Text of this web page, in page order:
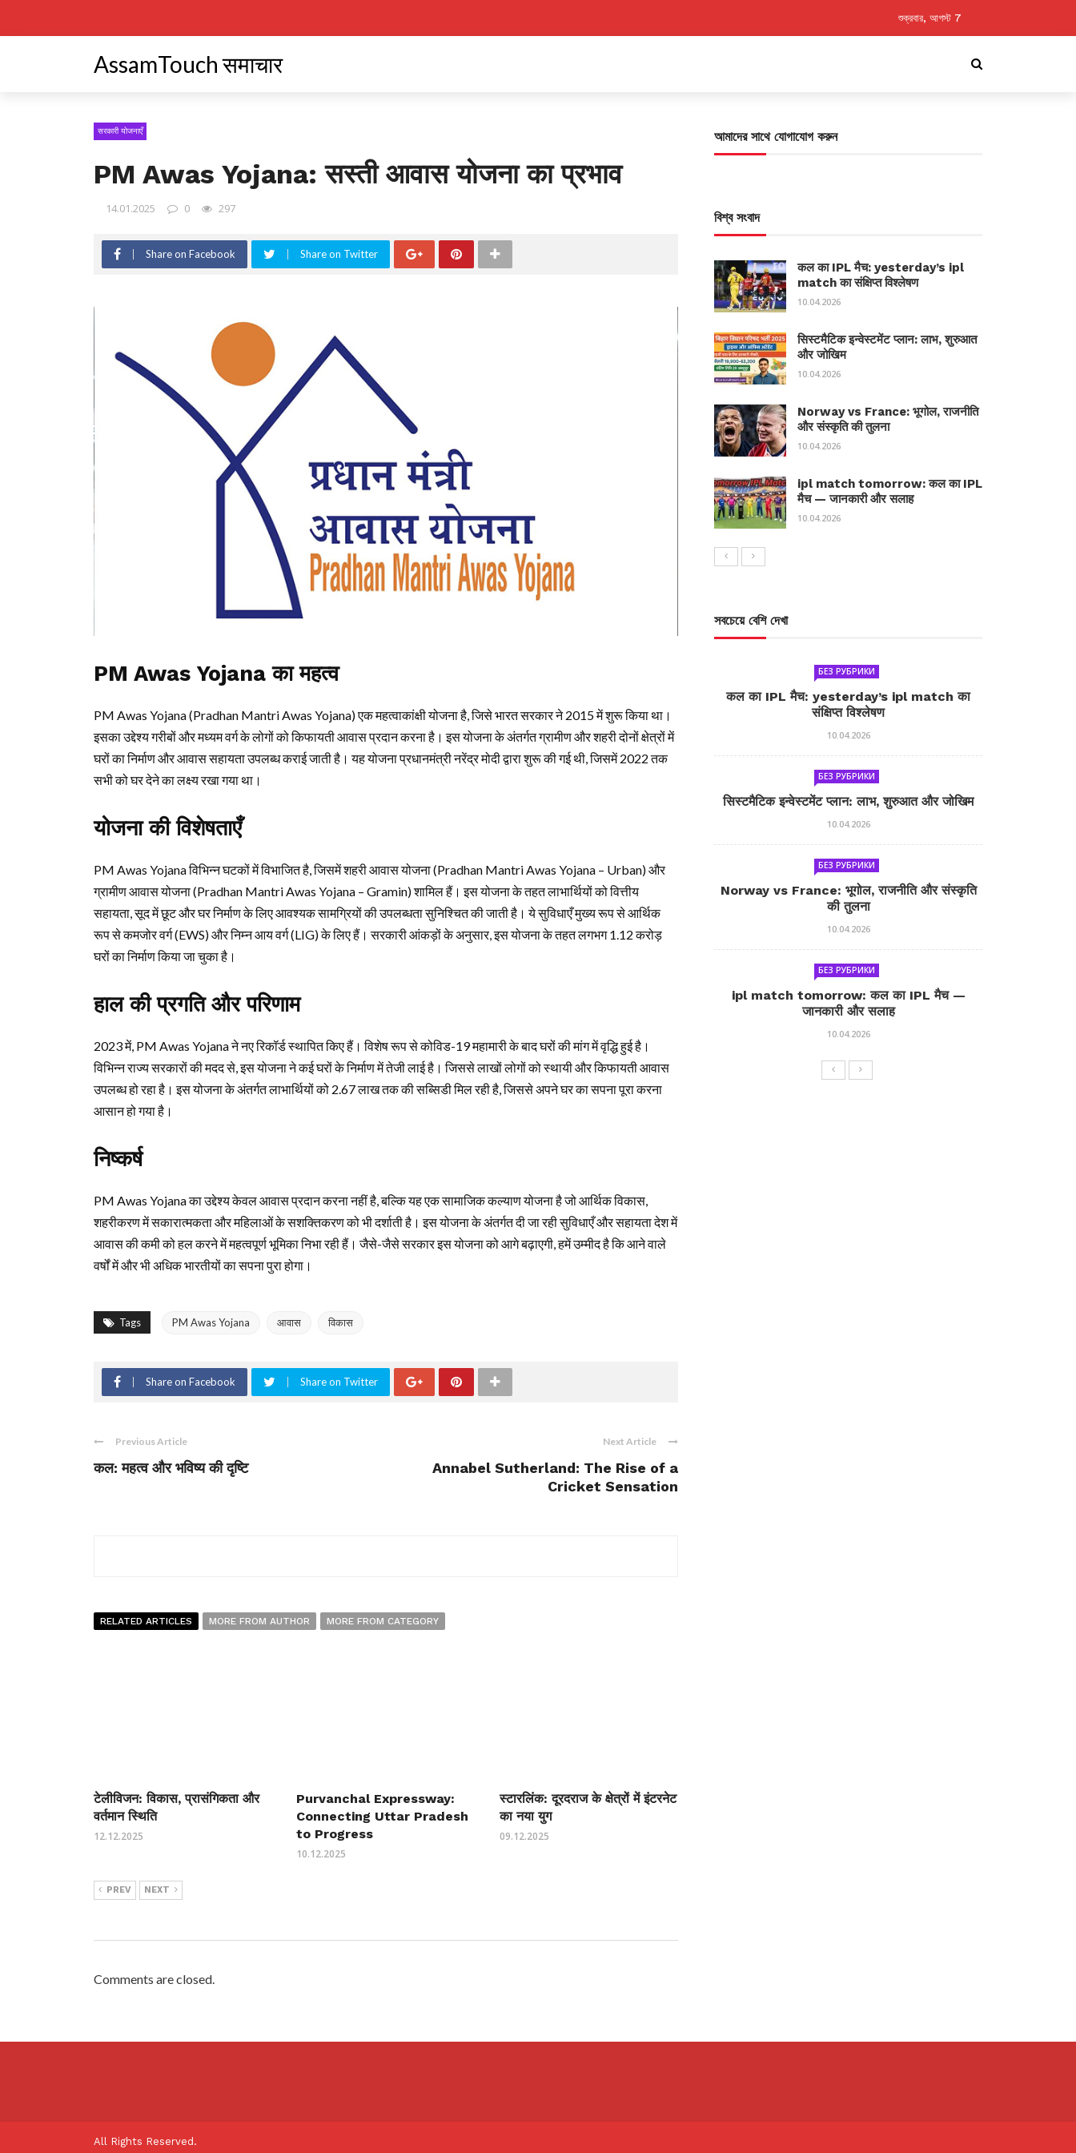
শুক্রবার, আগস্ট 7
AssamTouch समाचार
सरकारी योजनाएँ
PM Awas Yojana: सस्ती आवास योजना का प्रभाव
14.01.2025 0 297
Share on Facebook Share on Twitter
PM Awas Yojana का महत्व
PM Awas Yojana (Pradhan Mantri Awas Yojana) एक महत्वाकांक्षी योजना है, जिसे भारत सरकार ने 2015 में शुरू किया था।
इसका उद्देश्य गरीबों और मध्यम वर्ग के लोगों को किफायती आवास प्रदान करना है। इस योजना के अंतर्गत ग्रामीण और शहरी दोनों क्षेत्रों में
घरों का निर्माण और आवास सहायता उपलब्ध कराई जाती है। यह योजना प्रधानमंत्री नरेंद्र मोदी द्वारा शुरू की गई थी, जिसमें 2022 तक
सभी को घर देने का लक्ष्य रखा गया था।
योजना की विशेषताएँ
PM Awas Yojana विभिन्न घटकों में विभाजित है, जिसमें शहरी आवास योजना (Pradhan Mantri Awas Yojana – Urban) और
ग्रामीण आवास योजना (Pradhan Mantri Awas Yojana – Gramin) शामिल हैं। इस योजना के तहत लाभार्थियों को वित्तीय
सहायता, सूद में छूट और घर निर्माण के लिए आवश्यक सामग्रियों की उपलब्धता सुनिश्चित की जाती है। ये सुविधाएँ मुख्य रूप से आर्थिक
रूप से कमजोर वर्ग (EWS) और निम्न आय वर्ग (LIG) के लिए हैं। सरकारी आंकड़ों के अनुसार, इस योजना के तहत लगभग 1.12 करोड़
घरों का निर्माण किया जा चुका है।
हाल की प्रगति और परिणाम
2023 में, PM Awas Yojana ने नए रिकॉर्ड स्थापित किए हैं। विशेष रूप से कोविड-19 महामारी के बाद घरों की मांग में वृद्धि हुई है।
विभिन्न राज्य सरकारों की मदद से, इस योजना ने कई घरों के निर्माण में तेजी लाई है। जिससे लाखों लोगों को स्थायी और किफायती आवास
उपलब्ध हो रहा है। इस योजना के अंतर्गत लाभार्थियों को 2.67 लाख तक की सब्सिडी मिल रही है, जिससे अपने घर का सपना पूरा करना
आसान हो गया है।
निष्कर्ष
PM Awas Yojana का उद्देश्य केवल आवास प्रदान करना नहीं है, बल्कि यह एक सामाजिक कल्याण योजना है जो आर्थिक विकास,
शहरीकरण में सकारात्मकता और महिलाओं के सशक्तिकरण को भी दर्शाती है। इस योजना के अंतर्गत दी जा रही सुविधाएँ और सहायता देश में
आवास की कमी को हल करने में महत्वपूर्ण भूमिका निभा रही हैं। जैसे-जैसे सरकार इस योजना को आगे बढ़ाएगी, हमें उम्मीद है कि आने वाले
वर्षों में और भी अधिक भारतीयों का सपना पुरा होगा।
Tags PM Awas Yojana आवास विकास
Share on Facebook Share on Twitter
Previous Article
कल: महत्व और भविष्य की दृष्टि
Next Article
Annabel Sutherland: The Rise of a
Cricket Sensation
RELATED ARTICLES MORE FROM AUTHOR MORE FROM CATEGORY
टेलीविजन: विकास, प्रासंगिकता और
वर्तमान स्थिति
12.12.2025
Purvanchal Expressway:
Connecting Uttar Pradesh
to Progress
10.12.2025
स्टारलिंक: दूरदराज के क्षेत्रों में इंटरनेट
का नया युग
09.12.2025
PREV NEXT
Comments are closed.
আমাদের সাথে যোগাযোগ করুন
বিশ্ব সংবাদ
कल का IPL मैच: yesterday’s ipl
match का संक्षिप्त विश्लेषण
10.04.2026
सिस्टमैटिक इन्वेस्टमेंट प्लान: लाभ, शुरुआत
और जोखिम
10.04.2026
Norway vs France: भूगोल, राजनीति
और संस्कृति की तुलना
10.04.2026
ipl match tomorrow: कल का IPL
मैच — जानकारी और सलाह
10.04.2026
সবচেয়ে বেশি দেখা
БЕЗ РУБРИКИ
कल का IPL मैच: yesterday’s ipl match का
संक्षिप्त विश्लेषण
10.04.2026
БЕЗ РУБРИКИ
सिस्टमैटिक इन्वेस्टमेंट प्लान: लाभ, शुरुआत और जोखिम
10.04.2026
БЕЗ РУБРИКИ
Norway vs France: भूगोल, राजनीति और संस्कृति
की तुलना
10.04.2026
БЕЗ РУБРИКИ
ipl match tomorrow: कल का IPL मैच —
जानकारी और सलाह
10.04.2026
All Rights Reserved.